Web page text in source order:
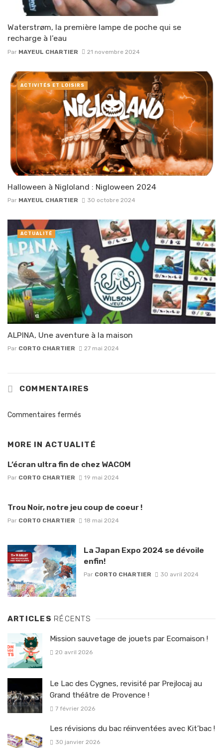
Waterstrøm, la première lampe de poche qui se
recharge à l’eau
Par MAYEUL CHARTIER 21 novembre 2024
Halloween à Nigloland : Nigloween 2024
Par MAYEUL CHARTIER 30 octobre 2024
ACTIVITÉS ET LOISIRS
ALPINA, Une aventure à la maison
Par CORTO CHARTIER 27 mai 2024
ACTUALITÉ
COMMENTAIRES
Commentaires fermés
MORE IN ACTUALITÉ
L’écran ultra fin de chez WACOM
Par CORTO CHARTIER 19 mai 2024
Trou Noir, notre jeu coup de coeur !
Par CORTO CHARTIER 18 mai 2024
La Japan Expo 2024 se dévoile
enfin!
Par CORTO CHARTIER 30 avril 2024
ARTICLES RÉCENTS
Mission sauvetage de jouets par Ecomaison !
20 avril 2026
Le Lac des Cygnes, revisité par Prejlocaj au
Grand théâtre de Provence !
7 février 2026
Les révisions du bac réinventées avec Kit’bac !
30 janvier 2026